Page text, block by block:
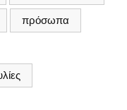
πρόσωπα